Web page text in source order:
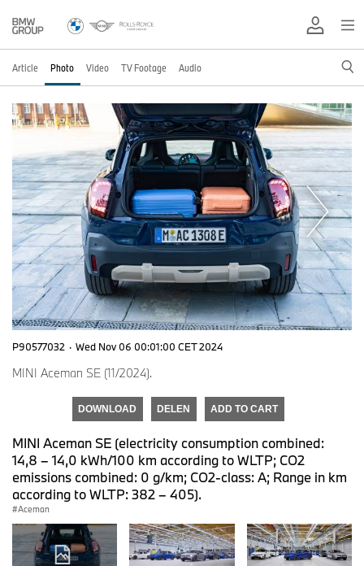
Article Photo Video TV Footage Audio
P90577032 · Wed Nov 06 00:01:00 CET 2024
MINI Aceman SE (11/2024).
DOWNLOAD DELEN ADD TO CART
MINI Aceman SE (electricity consumption combined:
14,8 – 14,0 kWh/100 km according to WLTP; CO2
emissions combined: 0 g/km; CO2-class: A; Range in km
according to WLTP: 382 – 405).
Aceman